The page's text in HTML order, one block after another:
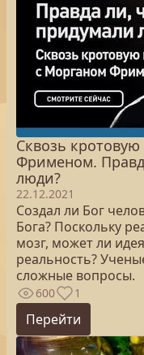
Сквозь
Фрименом.
люди?
22.12.2021
Создал ли Бог
Бога? Поскольку
мозг, может ли
реальность?
сложные вопросы.
600 1
Перейти